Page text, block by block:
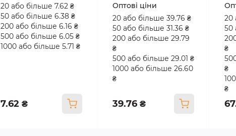
20 або більше 7.62 ₴
50 або більше 6.38 ₴
200 або більше 6.16 ₴
500 або більше 6.05 ₴
1000 або більше 5.71 ₴
7.62 ₴
Оптові ціни
20 або більше 39.76 ₴
50 або більше 31.36 ₴
200 або більше 29.79
₴
500 або більше 29.01 ₴
1000 або більше 26.60
₴
39.76 ₴
20
50
₴
₴
₴